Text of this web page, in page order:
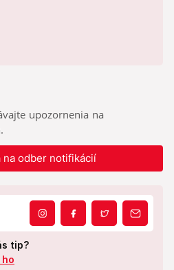
upozornenia na
na odber notifikácií
tip?